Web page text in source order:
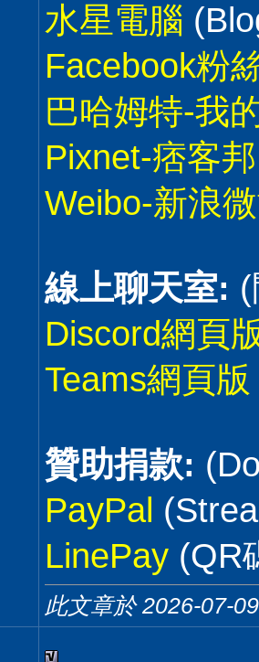
水星電腦
Facebook粉
巴哈姆特-我
Pixnet-痞客邦
Weibo-新浪
線上聊天室:
Discord網頁
Teams網頁版
贊助捐款:
PayPal
LinePay (QR
此文章於 2026-07-